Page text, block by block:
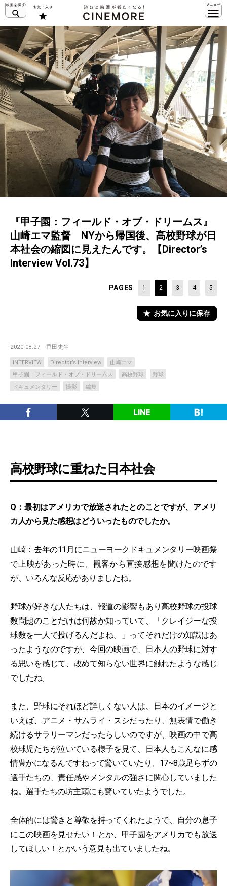
『甲子園：フィールド・オブ・ドリームス』
山崎エマ監督 NYから帰国後、高校野球が日
本社会の縮図に見えたんです。【Director’s
Interview Vol.73】
PAGES 1 2 3 4 5
お気に入りに保存
2020.08.27 香田史生
INTERVIEW Director’s Interview
山崎エマ
甲子園：フィールド・オブ・ドリームス
高校野球
野球
ドキュメンタリー
撮影 編集
高校野球に重ねた日本社会
Q：最初はアメリカで放送されたとのことですが、アメリ
カ人から見た感想はどういったものでしたか。
山崎：去年の11月にニューヨークドキュメンタリー映画祭
で上映があった時に、観客から直接感想を聞けたのです
が、いろんな反応がありましたね。
野球が好きな人たちは、報道の影響もあり高校野球の投球
数問題のことだけは何故か知っていて、「クレイジーな投
球数を一人で投げるんだよね。」ってそれだけの知識はあ
ったようなのですが、今回の映画で、日本人の野球に対す
る思いを感じて、改めて知らない世界に触れたような感じ
でしたね。
また、野球にそれほど詳しくない人は、日本のイメージと
いえば、アニメ・サムライ・スシだったり、無表情で働き
続けるサラリーマンだったらしいのですが、映画の中で高
校球児たちが泣いている様子を見て、日本人もこんなに感
情豊かになるんですねって驚いていたり、17~8歳足らずの
選手たちの、責任感やメンタルの強さに関心していました
ね。選手たちの坊主頭にも驚いていたようでした。
全体的には驚きと尊敬を持ってくれたようで、自分の息子
にこの映画を見せたい！とか、甲子園をアメリカでも放送
してほしい！とかいう意見も出ていましたね。